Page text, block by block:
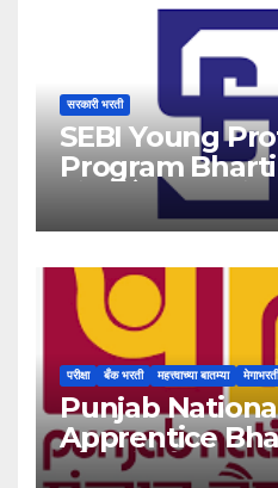
सरकारी भरती
SEBI Young
Program Bharti
‘यंग प्रोफेशनल’
परीक्षा बँक भरती महत्त्वाच्या बातम्या मेगाभरती
Punjab
Apprentice
उमेदवारांसाठी ५१३८